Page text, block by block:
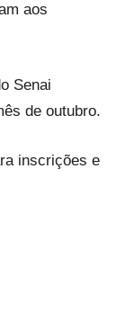
aos
Senai
de outubro.
inscrições e